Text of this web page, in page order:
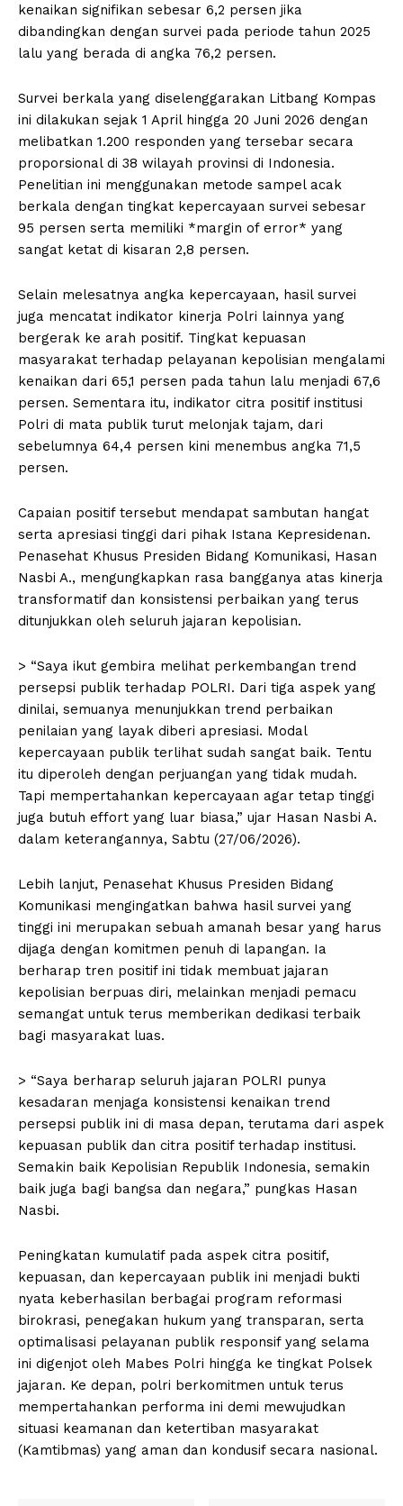
kenaikan signifikan sebesar 6,2 persen jika
dibandingkan dengan survei pada periode tahun 2025
lalu yang berada di angka 76,2 persen.
Survei berkala yang diselenggarakan Litbang Kompas
ini dilakukan sejak 1 April hingga 20 Juni 2026 dengan
melibatkan 1.200 responden yang tersebar secara
proporsional di 38 wilayah provinsi di Indonesia.
Penelitian ini menggunakan metode sampel acak
berkala dengan tingkat kepercayaan survei sebesar
95 persen serta memiliki *margin of error* yang
sangat ketat di kisaran 2,8 persen.
Selain melesatnya angka kepercayaan, hasil survei
juga mencatat indikator kinerja Polri lainnya yang
bergerak ke arah positif. Tingkat kepuasan
masyarakat terhadap pelayanan kepolisian mengalami
kenaikan dari 65,1 persen pada tahun lalu menjadi 67,6
persen. Sementara itu, indikator citra positif institusi
Polri di mata publik turut melonjak tajam, dari
sebelumnya 64,4 persen kini menembus angka 71,5
persen.
Capaian positif tersebut mendapat sambutan hangat
serta apresiasi tinggi dari pihak Istana Kepresidenan.
Penasehat Khusus Presiden Bidang Komunikasi, Hasan
Nasbi A., mengungkapkan rasa bangganya atas kinerja
transformatif dan konsistensi perbaikan yang terus
ditunjukkan oleh seluruh jajaran kepolisian.
> “Saya ikut gembira melihat perkembangan trend
persepsi publik terhadap POLRI. Dari tiga aspek yang
dinilai, semuanya menunjukkan trend perbaikan
penilaian yang layak diberi apresiasi. Modal
kepercayaan publik terlihat sudah sangat baik. Tentu
itu diperoleh dengan perjuangan yang tidak mudah.
Tapi mempertahankan kepercayaan agar tetap tinggi
juga butuh effort yang luar biasa,” ujar Hasan Nasbi A.
dalam keterangannya, Sabtu (27/06/2026).
Lebih lanjut, Penasehat Khusus Presiden Bidang
Komunikasi mengingatkan bahwa hasil survei yang
tinggi ini merupakan sebuah amanah besar yang harus
dijaga dengan komitmen penuh di lapangan. Ia
berharap tren positif ini tidak membuat jajaran
kepolisian berpuas diri, melainkan menjadi pemacu
semangat untuk terus memberikan dedikasi terbaik
bagi masyarakat luas.
> “Saya berharap seluruh jajaran POLRI punya
kesadaran menjaga konsistensi kenaikan trend
persepsi publik ini di masa depan, terutama dari aspek
kepuasan publik dan citra positif terhadap institusi.
Semakin baik Kepolisian Republik Indonesia, semakin
baik juga bagi bangsa dan negara,” pungkas Hasan
Nasbi.
Peningkatan kumulatif pada aspek citra positif,
kepuasan, dan kepercayaan publik ini menjadi bukti
nyata keberhasilan berbagai program reformasi
birokrasi, penegakan hukum yang transparan, serta
optimalisasi pelayanan publik responsif yang selama
ini digenjot oleh Mabes Polri hingga ke tingkat Polsek
jajaran. Ke depan, polri berkomitmen untuk terus
mempertahankan performa ini demi mewujudkan
situasi keamanan dan ketertiban masyarakat
(Kamtibmas) yang aman dan kondusif secara nasional.